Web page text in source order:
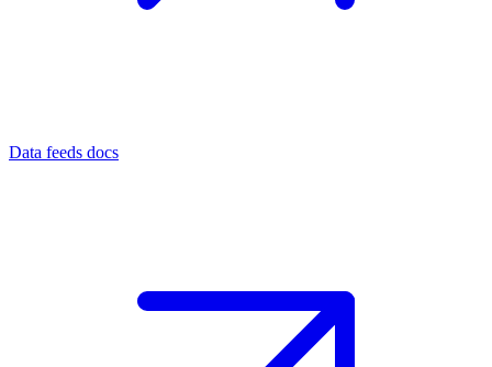
Data feeds docs